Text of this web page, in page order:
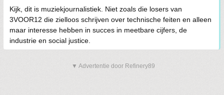
Kijk, dit is muziekjournalistiek. Niet zoals die losers van
3VOOR12 die zielloos schrijven over technische feiten en alleen
maar interesse hebben in succes in meetbare cijfers, de
industrie en social justice.
▼ Advertentie door Refinery89